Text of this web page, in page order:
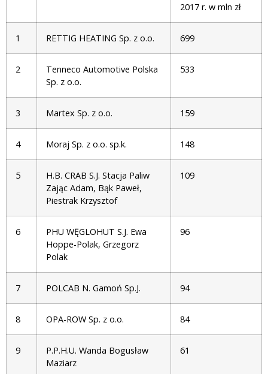
2017 r. w mln zł
1 RETTIG HEATING Sp. z o.o. 699
2
Tenneco Automotive Polska
Sp. z o.o.
533
3 Martex Sp. z o.o. 159
4 Moraj Sp. z o.o. sp.k. 148
5
H.B. CRAB S.J. Stacja Paliw
Zając Adam, Bąk Paweł,
Piestrak Krzysztof
109
6
PHU WĘGLOHUT S.J. Ewa
Hoppe-Polak, Grzegorz
Polak
96
7 POLCAB N. Gamoń Sp.J. 94
8 OPA-ROW Sp. z o.o. 84
9
P.P.H.U. Wanda Bogusław
Maziarz
61